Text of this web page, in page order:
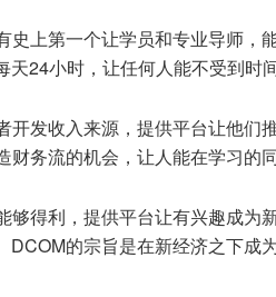
史上第一个让学员和专业导师，
24小时，让任何人能不受到时
开发收入来源，提供平台让他们
务流的机会，让人能在学习的
够得利，提供平台让有兴趣成为
DCOM的宗旨是在新经济之下成